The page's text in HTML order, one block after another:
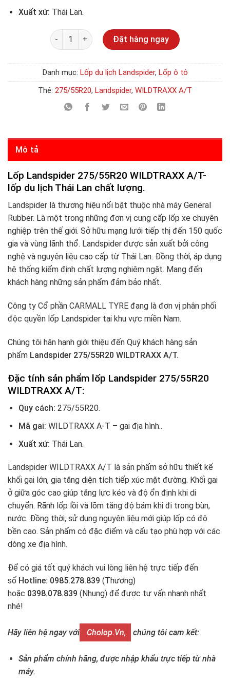
Xuất xứ: Thái Lan.
Số lượng Đặt hàng ngay
Danh mục: Lốp du lịch Landspider, Lốp ô tô
Thẻ: 275/55R20, Landspider, WILDTRAXX A/T
Mô tả
Lốp Landspider 275/55R20 WILDTRAXX A/T-
lốp du lịch Thái Lan chất lượng.
Landspider là thương hiệu nổi bật thuộc nhà máy General
Rubber. Là một trong những đơn vị cung cấp lốp xe chuyên
nghiệp trên thế giới. Sở hữu mạng lưới tiếp thị đến 150 quốc
gia và vùng lãnh thổ. Landspider được sản xuất bởi công
nghệ và nguyên liệu cao cấp từ Thái Lan. Đồng thời, áp dụng
hệ thống kiểm định chất lượng nghiêm ngặt. Mang đến
khách hàng những sản phẩm đảm bảo nhất.
Công ty Cổ phần CARMALL TYRE đang là đơn vị phân phối
độc quyền lốp Landspider tại khu vực miền Nam.
Chúng tôi hân hạnh giới thiệu đến Quý khách hàng sản
phẩm Landspider 275/55R20 WILDTRAXX A/T.
Đặc tính sản phẩm lốp Landspider 275/55R20
WILDTRAXX A/T:
Quy cách: 275/55R20.
Mã gai: WILDTRAXX A-T – gai địa hình..
Xuất xứ: Thái Lan.
Landspider WILDTRAXX A/T là sản phẩm sở hữu thiết kế
khối gai lớn, gia tăng diện tích tiếp xúc mặt đường. Khối gai
ở giữa góc cao giúp tăng lực kéo và độ ổn định khi di
chuyển. Rãnh lốp lồi và lõm tăng độ bám khi đi trong bùn,
nước. Đồng thời, sử dụng nguyên liệu mới giúp lốp có độ
bền cao. Sản phẩm có đặc điểm và cấu tạo phù hợp với các
dòng xe địa hình.
Để có giá tốt quý khách vui lòng liên hệ trực tiếp đến
số Hotline: 0985.278.839 (Thương)
hoặc 0398.078.839 (Nhung) để được tư vấn nhanh nhất
nhé!
Hãy liên hệ ngay với Cholop.vn, chúng tôi cam kết:
Sản phẩm chính hãng, được nhập khẩu trực tiếp từ nhà
máy.